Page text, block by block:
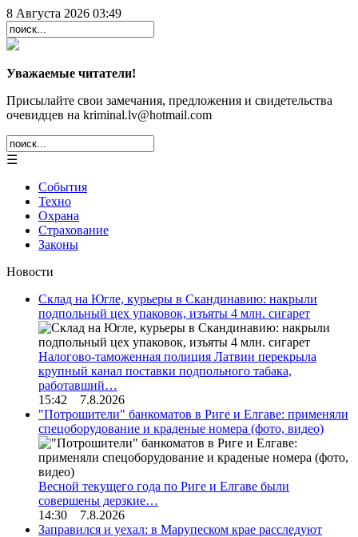
8 Августа 2026 03:49
Уважаемые читатели!
Присылайте свои замечания, предложения и свидетельства
очевидцев на kriminal.lv@hotmail.com
☰
События
Техно
Охрана
Страхование
Законы
Новости
Склад на Югле, курьеры в Скандинавию: накрыли
подпольный цех упаковок, изъяты 4 млн. сигарет
Налогово-таможенная полиция Латвии перекрыла
крупный канал поставки подпольного табака,
работавший…
15:42 7.8.2026
"Потрошители" банкоматов в Риге и Елгаве: применяли
спецоборудование и краденые номера (фото, видео)
Весной текущего года по Риге и Елгаве были
совершены дерзкие…
14:30 7.8.2026
Заправился и уехал: в Марупеском крае расследуют